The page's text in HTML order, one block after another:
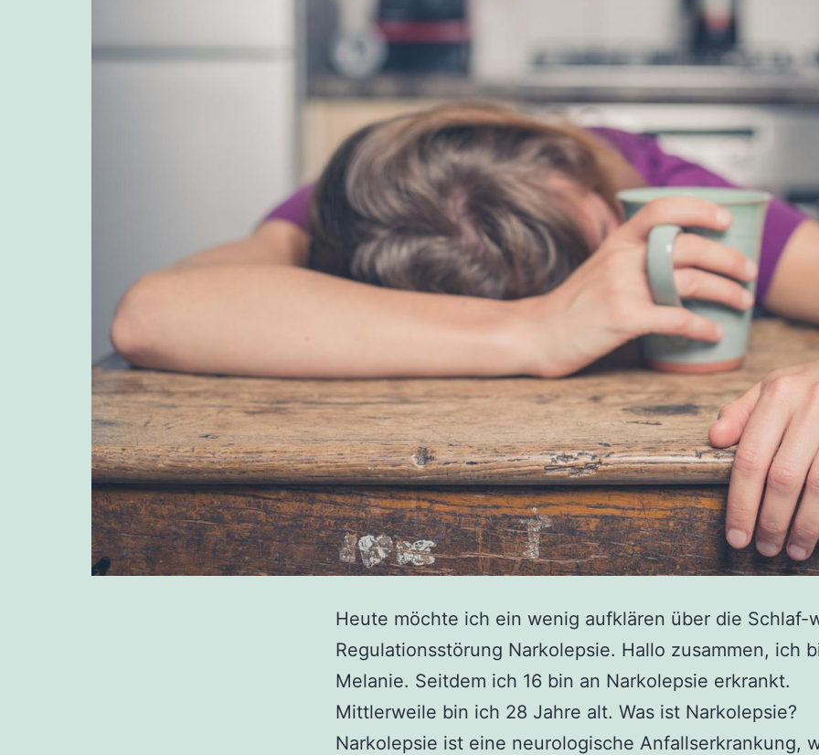
Heute möchte ich ein wenig aufklären über die Schlaf-
Regulationsstörung Narkolepsie. Hallo zusammen, ich
Melanie. Seitdem ich 16 bin an Narkolepsie erkrankt.
Mittlerweile bin ich 28 Jahre alt. Was ist Narkolepsie?
Narkolepsie ist eine neurologische Anfallserkrankung,